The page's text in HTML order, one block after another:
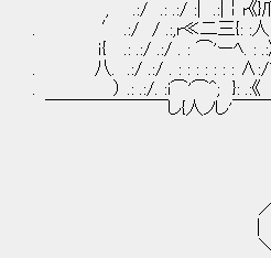
, .:/ .: .:/ :| .:|￤r《}爪
. ′ .:/ / .:,r≪二三{: :人
ｉ{ .: .:/ .:/ . : ⌒'ーﾍ. : .:〉
. 八. .:/ .:/ . : : : : : : : ∧:/Y
. ） .: .:/. :i⌒'⌒^; }: .:《 }
￣￣￣￣￣￣￣し{人ノし'￣
／￣
＼＿